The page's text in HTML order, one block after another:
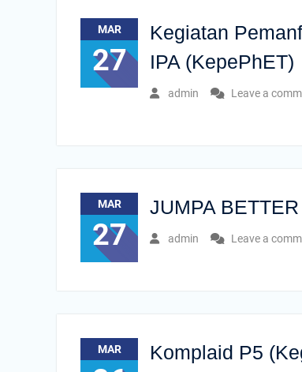
MAR
27
Kegiatan
IPA (KepePhET)
admin Leave a
MAR
27
JUMPA
admin Leave a
MAR
Komplaid P5